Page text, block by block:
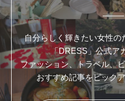
自分らしく輝きたい女性の
「DRESS」公式ア
ファッション、トラベル、
おすすめ記事をピック